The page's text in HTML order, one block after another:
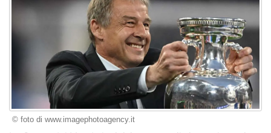
© foto di www.imagephotoagency.it